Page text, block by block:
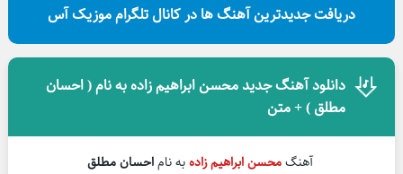
دریافت جدیدترین آهنگ ها در کانال تلگرام موزیک آس
دانلود آهنگ جدید محسن ابراهیم زاده به نام ( احسان
مطلق ) + متن
آهنگ محسن ابراهیم زادهبه ناماحسان مطلق